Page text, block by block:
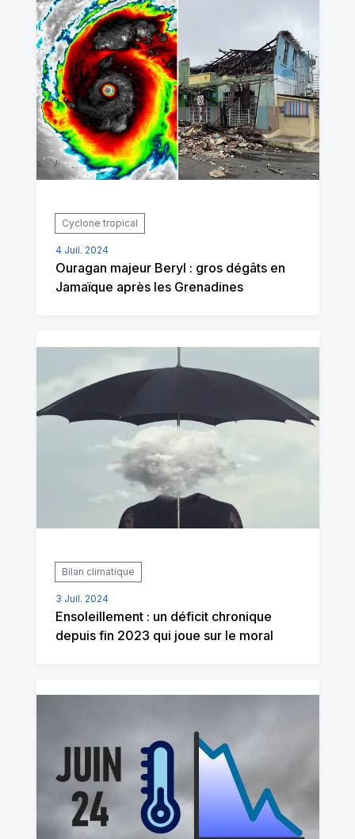
Cyclone tropical
4 Juil. 2024
Ouragan majeur Beryl : gros dégâts en
Jamaïque après les Grenadines
Bilan climatique
3 Juil. 2024
Ensoleillement : un déficit chronique
depuis fin 2023 qui joue sur le moral